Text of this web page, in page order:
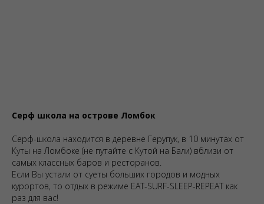
Серф школа на острове Ломбок
Серф-школа находится в деревне Герупук, в 10 минутах от
Куты на Ломбоке (не путайте с Кутой на Бали) вблизи от
самых классных баров и ресторанов.
Если Вы устали от суеты больших городов и модных
курортов, то отдых в режиме EAT-SURF-SLEEP-REPEAT как
раз для вас!